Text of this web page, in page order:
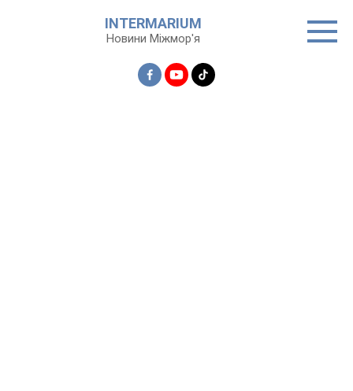
INTERMARIUM
Новини Міжмор'я